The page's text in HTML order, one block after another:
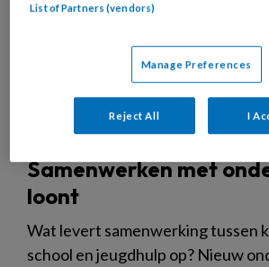
Samenwerken met
loont
Wat levert samenwerking tussen
school en jeugdhulp op? Nieuw
List of Partners (vendors)
Manage Preferences
Reject All I